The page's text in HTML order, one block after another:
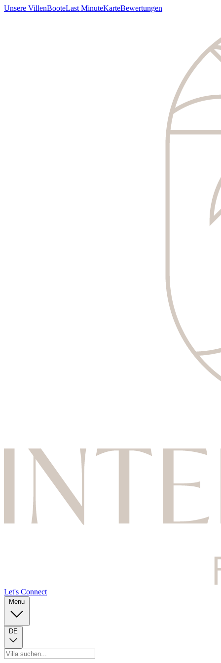
Unsere VillenBooteLast MinuteKarteBewertungen
Let's Connect